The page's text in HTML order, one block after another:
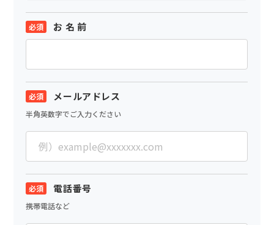
お 名 前
メールアドレス
半角英数字でご入力ください
電話番号
携帯電話など